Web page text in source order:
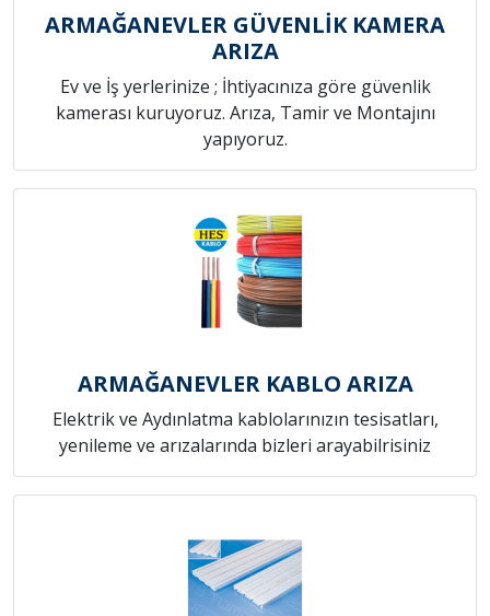
ARMAĞANEVLER GÜVENLİK KAMERA
ARIZA
Ev ve İş yerlerinize ; İhtiyacınıza göre güvenlik
kamerası kuruyoruz. Arıza, Tamir ve Montajını
yapıyoruz.
ARMAĞANEVLER KABLO ARIZA
Elektrik ve Aydınlatma kablolarınızın tesisatları,
yenileme ve arızalarında bizleri arayabilrisiniz